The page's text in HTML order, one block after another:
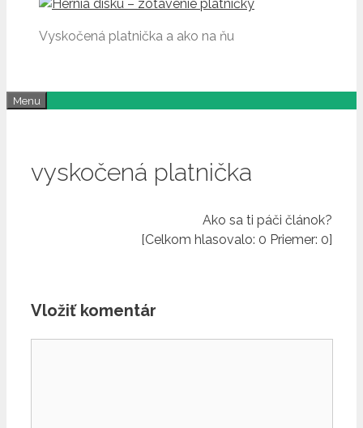
Vyskočená platnička a ako na ňu
Menu
vyskočená platnička
Ako sa ti páči článok?
[Celkom hlasovalo: 0 Priemer: 0]
Vložiť komentár